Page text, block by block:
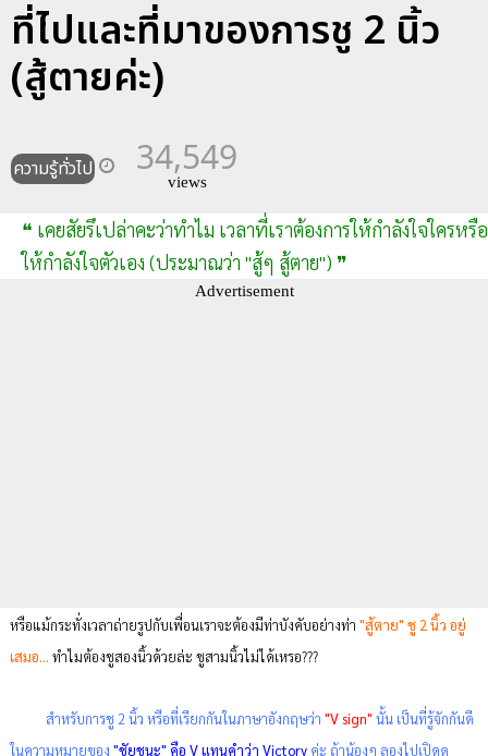
ที่ไปและที่มาของการชู 2 นิ้ว
(สู้ตายค่ะ)
ความรู้ทั่วไป 34,549
views
❝ เคยสัยรึเปล่าคะว่าทำไม เวลาที่เราต้องการให้กำลังใจใครหรือ
ให้กำลังใจตัวเอง (ประมาณว่า "สู้ๆ สู้ตาย") ❞
Advertisement
หรือแม้กระทั่งเวลาถ่ายรูปกับเพื่อนเราจะต้องมีท่าบังคับอย่างท่า "สู้ตาย" ชู 2 นิ้ว อยู่
เสมอ... ทำไมต้องชูสองนิ้วด้วยล่ะ ชูสามนิ้วไม่ได้เหรอ???
สำหรับการชู 2 นิ้ว หรือที่เรียกกันในภาษาอังกฤษว่า "V sign" นั้น เป็นที่รู้จักกันดี
ในความหมายของ "ชัยชนะ" คือ V แทนคำว่า Victoryค่ะ ถ้าน้องๆ ลองไปเปิดดู